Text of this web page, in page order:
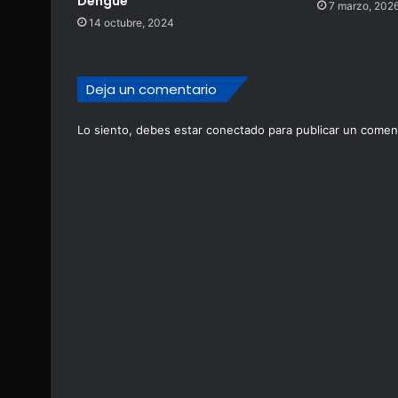
14 octubre, 2024
7 marzo,
Deja un comentario
Lo siento, debes estar conectado para publicar un